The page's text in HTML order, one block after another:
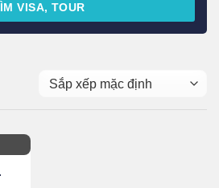
VISA, TOUR